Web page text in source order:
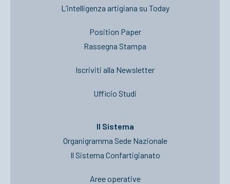
L’intelligenza artigiana su Today
Position Paper
Rassegna Stampa
Iscriviti alla Newsletter
Ufficio Studi
Il Sistema
Organigramma Sede Nazionale
Il Sistema Confartigianato
Aree operative